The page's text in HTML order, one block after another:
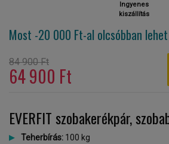
Ingyenes
kiszállítás
Most -20 000 Ft-al olcsóbban
84 900 Ft
64 900 Ft
EVERFIT szobakerékpár,
Teherbírás: 100 kg